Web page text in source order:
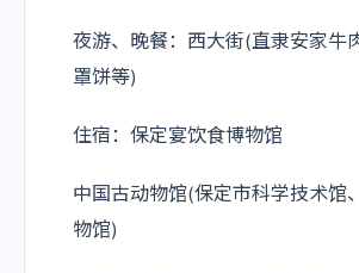
夜游、晚餐：西大街(直隶安家牛
罩饼等)
住宿：保定宴饮食博物馆
中国古动物馆(保定市科学技术馆
物馆)